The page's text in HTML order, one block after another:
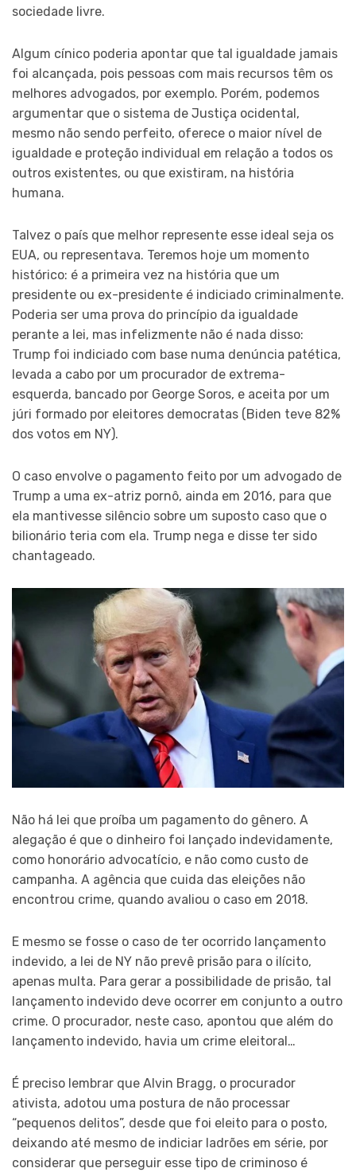
sociedade livre.
Algum cínico poderia apontar que tal igualdade jamais
foi alcançada, pois pessoas com mais recursos têm os
melhores advogados, por exemplo. Porém, podemos
argumentar que o sistema de Justiça ocidental,
mesmo não sendo perfeito, oferece o maior nível de
igualdade e proteção individual em relação a todos os
outros existentes, ou que existiram, na história
humana.
Talvez o país que melhor represente esse ideal seja os
EUA, ou representava. Teremos hoje um momento
histórico: é a primeira vez na história que um
presidente ou ex-presidente é indiciado criminalmente.
Poderia ser uma prova do princípio da igualdade
perante a lei, mas infelizmente não é nada disso:
Trump foi indiciado com base numa denúncia patética,
levada a cabo por um procurador de extrema-
esquerda, bancado por George Soros, e aceita por um
júri formado por eleitores democratas (Biden teve 82%
dos votos em NY).
O caso envolve o pagamento feito por um advogado de
Trump a uma ex-atriz pornô, ainda em 2016, para que
ela mantivesse silêncio sobre um suposto caso que o
bilionário teria com ela. Trump nega e disse ter sido
chantageado.
Não há lei que proíba um pagamento do gênero. A
alegação é que o dinheiro foi lançado indevidamente,
como honorário advocatício, e não como custo de
campanha. A agência que cuida das eleições não
encontrou crime, quando avaliou o caso em 2018.
E mesmo se fosse o caso de ter ocorrido lançamento
indevido, a lei de NY não prevê prisão para o ilícito,
apenas multa. Para gerar a possibilidade de prisão, tal
lançamento indevido deve ocorrer em conjunto a outro
crime. O procurador, neste caso, apontou que além do
lançamento indevido, havia um crime eleitoral…
É preciso lembrar que Alvin Bragg, o procurador
ativista, adotou uma postura de não processar
“pequenos delitos”, desde que foi eleito para o posto,
deixando até mesmo de indiciar ladrões em série, por
considerar que perseguir esse tipo de criminoso é